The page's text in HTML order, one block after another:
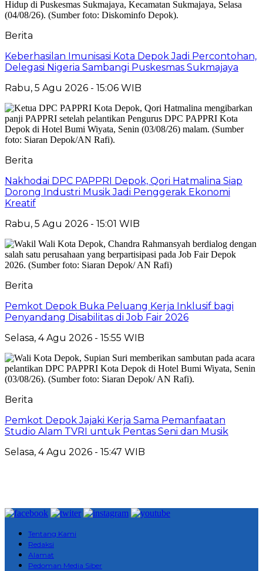
Berita
Keberhasilan Imunisasi Kota Depok Jadi Percontohan,
Delegasi Nigeria Sambangi Puskesmas Sukmajaya
Rabu, 5 Agu 2026 - 15:06 WIB
Berita
Nakhodai DPC PAPPRI Depok, Qori Hatmalina Siap
Dorong Industri Musik Jadi Penggerak Ekonomi
Kreatif
Rabu, 5 Agu 2026 - 15:01 WIB
Berita
Pemkot Depok Buka Peluang Kerja Inklusif bagi
Penyandang Disabilitas di Job Fair 2026
Selasa, 4 Agu 2026 - 15:55 WIB
Berita
Pemkot Depok Jajaki Kerja Sama Pemanfaatan
Studio Alam TVRI untuk Pentas Seni dan Musik
Selasa, 4 Agu 2026 - 15:47 WIB
Tentang Kami
Redaksi
Alamat
Pedoman Media Siber